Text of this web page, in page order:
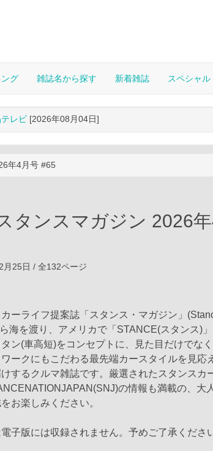
グ 雑誌名から探す 新着雑誌 スペシャル
レビ [2026年08月04日]
年4月号 #65
タンスマガジン 2026年
月25日 / 全132ページ
ーライフ提案誌「スタンス・マガジン」
海を渡り、アメリカで「STANCE(スタンス)
ン(車高短)をコンセプトに、見た目だけでな
ークにもこだわる最先端カースタイルを見応
するクルマ雑誌です。厳選されたスタンスカ
の情報も満載の、大
お楽しみください。
子版には収録されません。予めご了承くださ